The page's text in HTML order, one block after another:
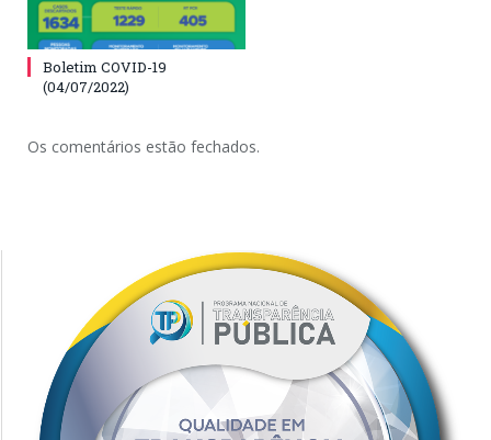
Boletim COVID-19
(04/07/2022)
Os comentários estão fechados.